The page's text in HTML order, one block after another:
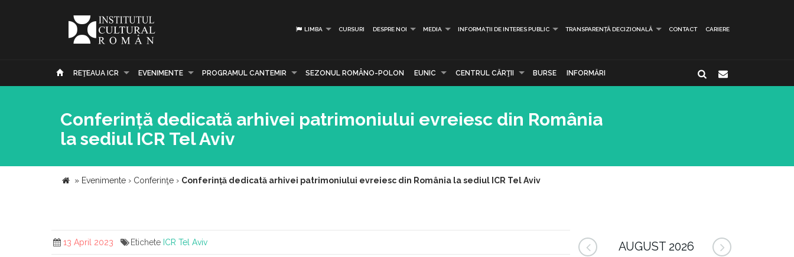
LIMBA CURSURI DESPRE NOI MEDIA INFORMAȚII DE INTERES PUBLIC TRANSPARENȚĂ DECIZIONALĂ CONTACT CARIERE
REŢEAUA ICR EVENIMENTE PROGRAMUL CANTEMIR SEZONUL ROMÂNO-POLON EUNIC CENTRUL CĂRŢII BURSE INFORMĂRI
Conferință dedicată arhivei patrimoniului evreiesc din România
la sediul ICR Tel Aviv
» Evenimente › Conferinţe › Conferință dedicată arhivei patrimoniului evreiesc din România la sediul ICR Tel Aviv
13 April 2023 Etichete ICR Tel Aviv AUGUST 2026